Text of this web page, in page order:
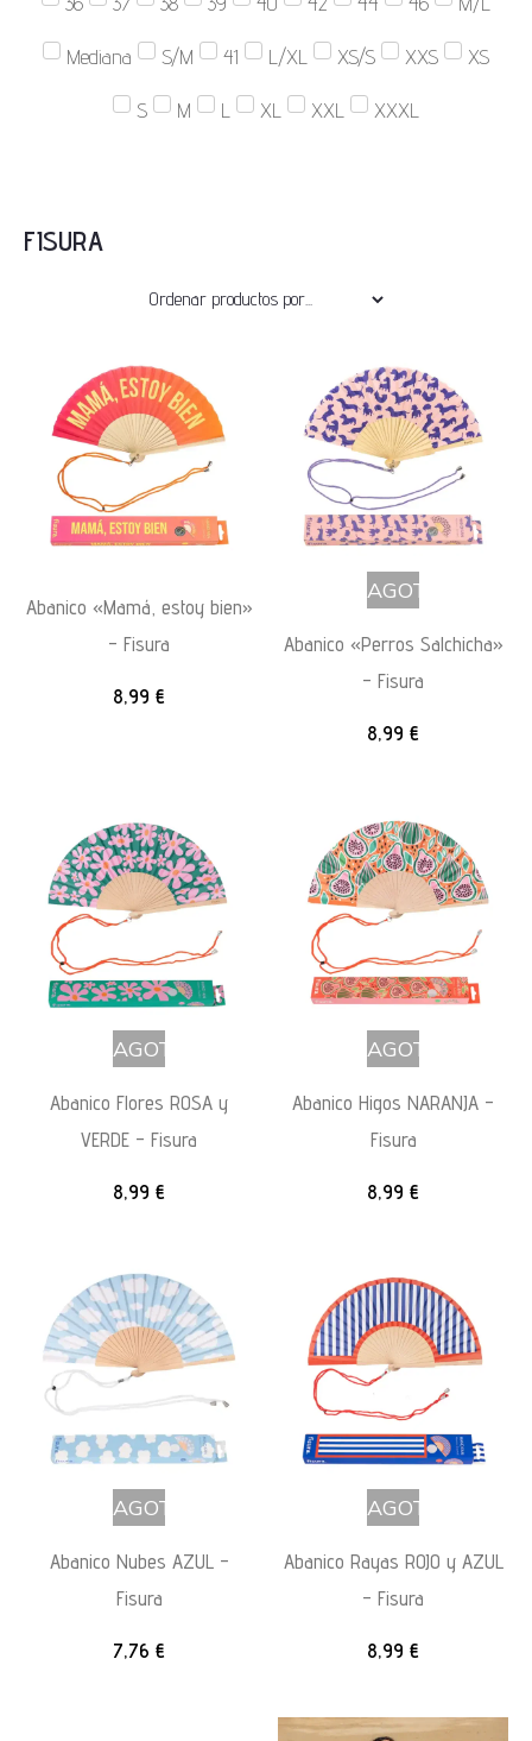
Mediana S/M 41 L/XL XS/S XXS XS
S M L XL XXL XXXL
FISURA
Abanico «Mamá, estoy bien»
– Fisura
8,99 €
AGOTADO
Abanico «Perros Salchicha»
– Fisura
8,99 €
AGOTADO
Abanico Flores ROSA y
VERDE – Fisura
8,99 €
AGOTADO
Abanico Higos NARANJA –
Fisura
8,99 €
AGOTADO
Abanico Nubes AZUL –
Fisura
7,76 €
AGOTADO
Abanico Rayas ROJO y AZUL
– Fisura
8,99 €